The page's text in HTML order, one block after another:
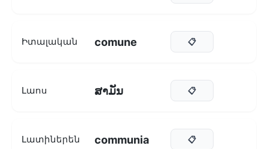
Իտալական comune 📋
Լաոս ສາມັນ 📋
Լատիներեն communia 📋